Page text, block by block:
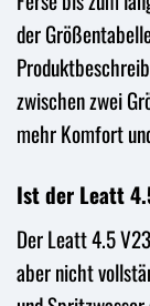
der
zwischen zwei
mehr Komfort
Ist der Leatt
Der Leatt 4.5
aber nicht